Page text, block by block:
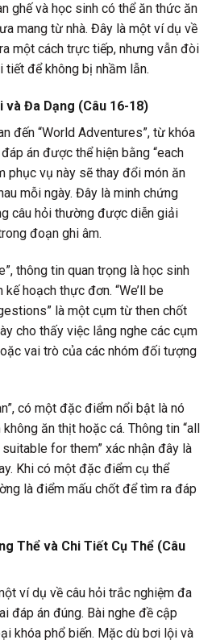
ghế và học sinh có thể ăn thức ăn
mang từ nhà. Đây là một ví dụ về
một cách trực tiếp, nhưng vẫn đòi
để không bị nhầm lẫn.
và Đa Dạng (Câu 16-18)
đến “World Adventures”, từ khóa
án được thể hiện bằng “each
phục vụ này sẽ thay đổi món ăn
mỗi ngày. Đây là minh chứng
câu hỏi thường được diễn giải
đoạn ghi âm.
thông tin quan trọng là học sinh
hoạch thực đơn. “We’ll be
là một cụm từ then chốt
cho thấy việc lắng nghe các cụm
vai trò của các nhóm đối tượng
có một đặc điểm nổi bật là nó
ăn thịt hoặc cá. Thông tin “all
for them” xác nhận đây là
Khi có một đặc điểm cụ thể
là điểm mấu chốt để tìm ra đáp
Thể và Chi Tiết Cụ Thể (Câu
ví dụ về câu hỏi trắc nghiệm đa
đáp án đúng. Bài nghe đề cập
khóa phổ biến. Mặc dù bơi lội và